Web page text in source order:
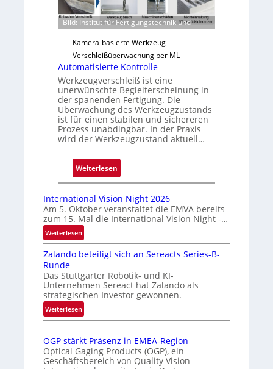
r
l
ä
s
s
i
g
e
D
r
u
k
m
r
k
n
e
r
k
e
n
n
g
Bild: Institut für Fertigungstechnik und
Kamera-basierte Werkzeug-
Verschleißüberwachung per ML
Automatisierte Kontrolle
Werkzeugverschleiß ist eine
unerwünschte Begleiterscheinung in
der spanenden Fertigung. Die
Überwachung des Werkzeugzustands
ist für einen stabilen und sichereren
Prozess unabdingbar. In der Praxis
wird der Werkzeugzustand aktuell…
Weiterlesen:
A
t
o
a
t
s
i
r
e
K
International Vision Night 2026
Am 5. Oktober veranstaltet die EMVA bereits
zum 15. Mal die International Vision Night -…
Weiterlesen:
I
n
e
r
n
a
o
n
Zalando beteiligt sich an Sereacts Series-B-
Runde
Das Stuttgarter Robotik- und KI-
Unternehmen Sereact hat Zalando als
strategischen Investor gewonnen.
Weiterlesen:
Z
l
a
n
OGP stärkt Präsenz in EMEA-Region
Optical Gaging Products (OGP), ein
Geschäftsbereich von Quality Vision